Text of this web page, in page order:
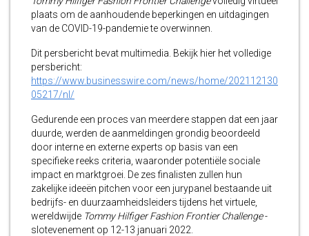
plaats om de aanhoudende beperkingen en uitdagingen
van de COVID-19-pandemie te overwinnen.
Dit persbericht bevat multimedia. Bekijk hier het volledige
persbericht:
https://www.businesswire.com/news/home/202112130
05217/nl/
Gedurende een proces van meerdere stappen dat een jaar
duurde, werden de aanmeldingen grondig beoordeeld
door interne en externe experts op basis van een
specifieke reeks criteria, waaronder potentiële sociale
impact en marktgroei. De zes finalisten zullen hun
zakelijke ideeën pitchen voor een jurypanel bestaande uit
bedrijfs- en duurzaamheidsleiders tijdens het virtuele,
wereldwijde Tommy Hilfiger Fashion Frontier Challenge-
slotevenement op 12-13 januari 2022.